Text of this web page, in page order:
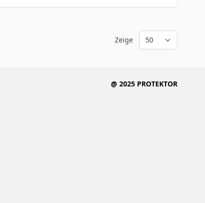
Zeige
@ 2025 PROTEKTOR